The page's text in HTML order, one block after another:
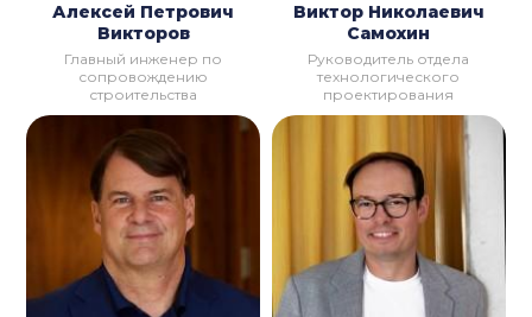
Алексей Петрович
Викторов
Главный инженер по
сопровождению
строительства
Виктор Николаевич
Самохин
Руководитель отдела
технологического
проектирования